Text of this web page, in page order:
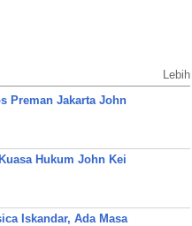
Lebih
Preman Jakarta John
Hukum John Kei
Iskandar, Ada Masa